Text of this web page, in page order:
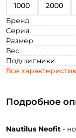
1000
2000
Бренд:
Серия:
Размер:
Вес:
Подшипники:
Все
Подробное
Nautilus Neofit -